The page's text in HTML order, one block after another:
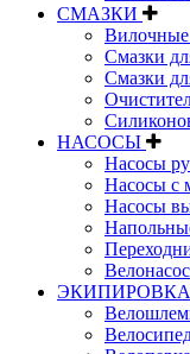
СМАЗКИ
Вилочные
Смазки
Смазки
НАСОСЫ
Насосы
Насосы с
Насосы
ЭКИПИРОВКА